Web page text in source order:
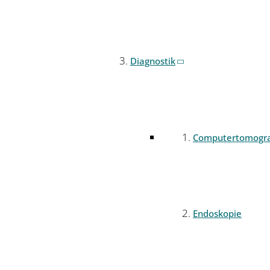
Diagnostik
Endoskopie